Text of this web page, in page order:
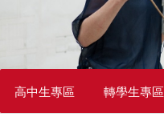
高中生專區 轉學生專區